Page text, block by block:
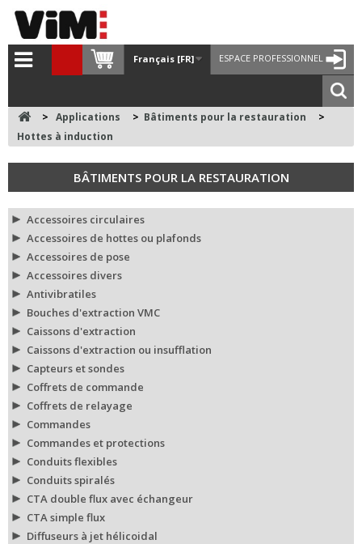
ESPACE PROFESSIONNEL
Français [FR]
> Applications > Bâtiments pour la restauration
>
Hottes à induction
BÂTIMENTS POUR LA RESTAURATION
Accessoires circulaires
Accessoires de hottes ou plafonds
Accessoires de pose
Accessoires divers
Antivibratiles
Bouches d'extraction VMC
Caissons d'extraction
Caissons d'extraction ou insufflation
Capteurs et sondes
Coffrets de commande
Coffrets de relayage
Commandes
Commandes et protections
Conduits flexibles
Conduits spiralés
CTA double flux avec échangeur
CTA simple flux
Diffuseurs à jet hélicoidal